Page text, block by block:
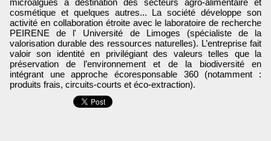
cosmétique et quelques autres... La société développe son
activité en collaboration étroite avec le laboratoire de recherche
PEIRENE de l' Université de Limoges (spécialiste de la
valorisation durable des ressources naturelles). L’entreprise fait
valoir son identité en privilégiant des valeurs telles que la
préservation de l’environnement et de la biodiversité en
intégrant une approche écoresponsable 360 (notamment :
produits frais, circuits-courts et éco-extraction).